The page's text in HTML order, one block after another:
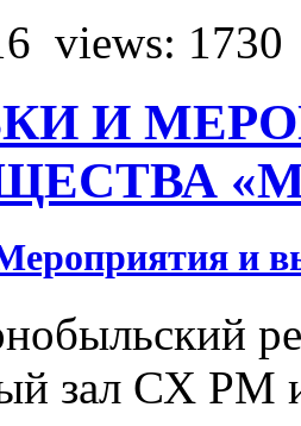
views: 1730
И
«М-
и
зал СХ РМ